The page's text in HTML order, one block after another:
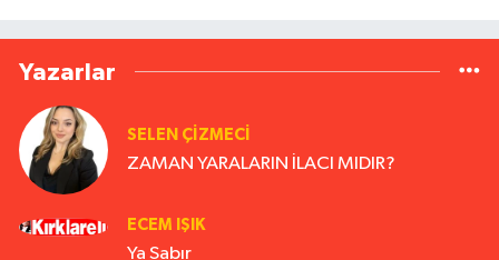
Yazarlar
SELEN ÇİZMECİ
ZAMAN YARALARIN İLACI MIDIR?
ECEM IŞIK
Ya Sabır